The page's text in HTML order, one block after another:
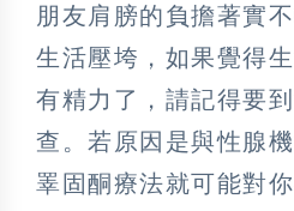
朋友肩膀的負擔著實
生活壓垮，如果覺得
有精力了，請記得要
查。若原因是與性腺
睪固酮療法就可能對